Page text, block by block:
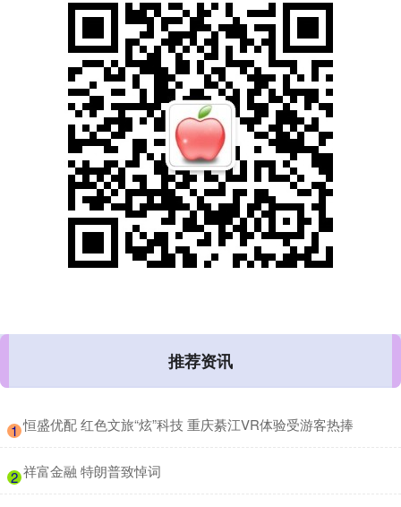
推荐资讯
1 ​恒盛优配 红色文旅“炫”科技 重庆綦江VR体验受游客热捧
2 ​祥富金融 特朗普致悼词